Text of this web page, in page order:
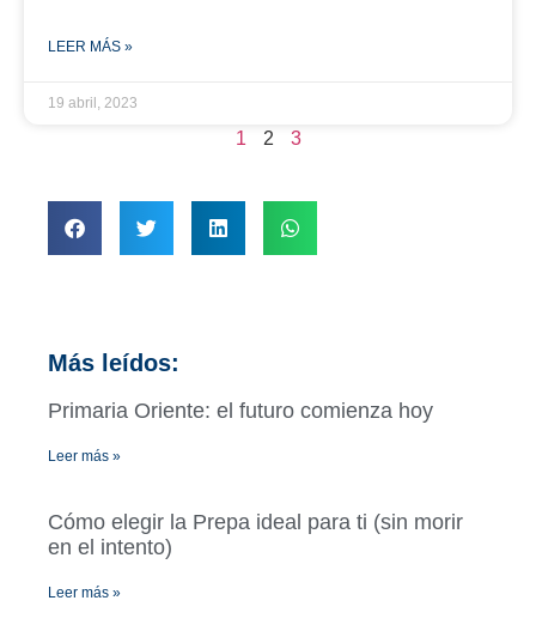
LEER MÁS »
19 abril, 2023
1 2 3
Más leídos:
Primaria Oriente: el futuro comienza hoy
Leer más »
Cómo elegir la Prepa ideal para ti (sin morir
en el intento)
Leer más »